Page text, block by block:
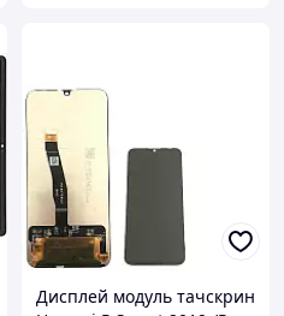
Дисплей модуль тачскрин